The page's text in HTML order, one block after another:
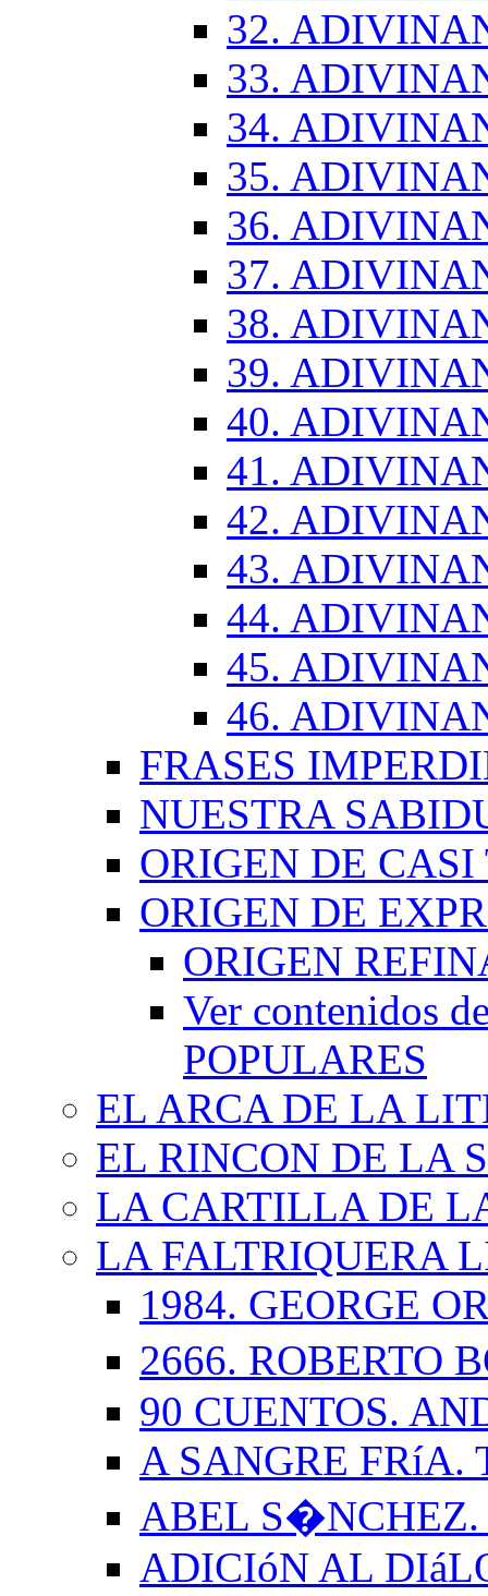
32.
33.
34.
35.
36.
37.
38.
39.
40.
41.
42.
43.
44.
45.
46.
FRASES
NUESTRA
ORIGEN DE CASI
ORIGEN DE
ORIGEN
Ver contenidos
POPULARES
EL ARCA DE LA
EL RINCON DE LA
LA CARTILLA DE
LA FALTRIQUERA
1984. GEORGE
2666. ROBERTO
90 CUENTOS.
A SANGRE FRíA.
ABEL
ADICIóN AL